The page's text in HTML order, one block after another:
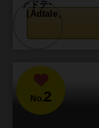
No.2